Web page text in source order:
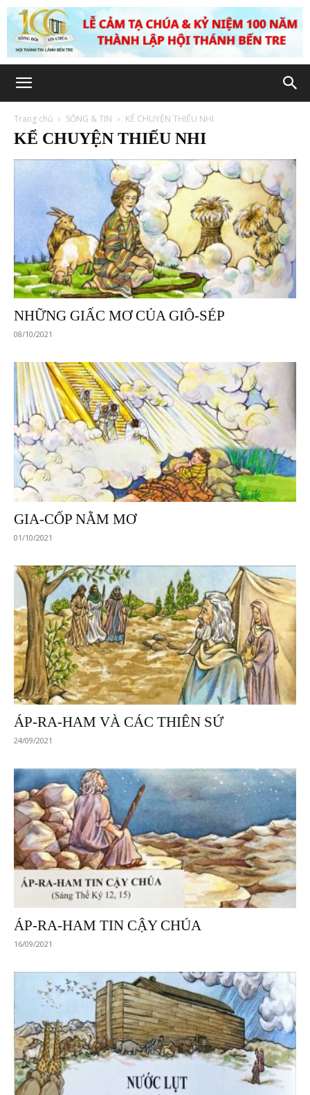
Trang chủ SỐNG & TIN KỂ CHUYỆN THIẾU NHI
KỂ CHUYỆN THIẾU NHI
NHỮNG GIẤC MƠ CỦA GIÔ-SÉP
08/10/2021
GIA-CỐP NẰM MƠ
01/10/2021
ÁP-RA-HAM VÀ CÁC THIÊN SỨ
24/09/2021
ÁP-RA-HAM TIN CẬY CHÚA
16/09/2021